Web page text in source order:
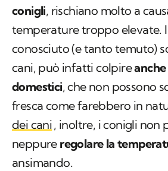
conigli, rischiano molto a
temperature troppo elevate.
conosciuto (e tanto temuto)
cani, può infatti colpire
domestici, che non possono
fresca come farebbero in
dei cani, inoltre, i conigli non
neppure regolare la
ansimando.